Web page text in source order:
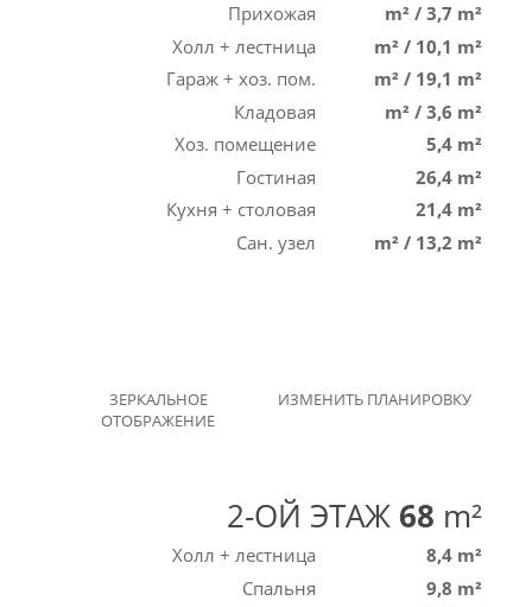
Прихожая m² / 3,7 m²
Холл + лестница
m² / 10,1 m²
Гараж + хоз. пом.
m² / 19,1 m²
Кладовая
m² / 3,6 m²
Хоз. помещение
5,4 m²
Гостиная
26,4 m²
Кухня + столовая
21,4 m²
Сан. узел
m² / 13,2 m²
ЗЕРКАЛЬНОЕ
ОТОБРАЖЕНИЕ
ИЗМЕНИТЬ ПЛАНИРОВКУ
2-ОЙ ЭТАЖ 68 m²
Холл + лестница
8,4 m²
Спальня
9,8 m²